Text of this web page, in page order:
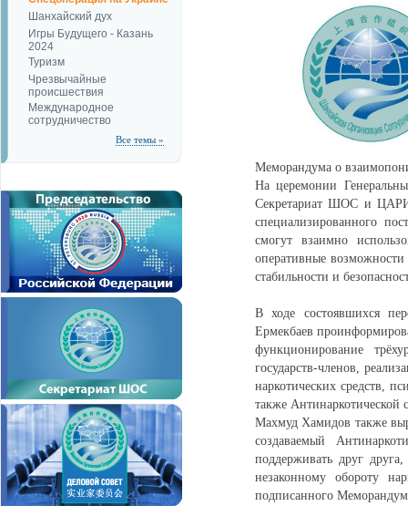
Шанхайский дух
Игры Будущего - Казань
2024
Туризм
Чрезвычайные
происшествия
Международное
сотрудничество
Все темы »
Меморандума о
На церемонии
Секретариат ШОС и
специализированного
смогут взаимно
оперативные
стабильности и
В ходе состоявшихся
Ермекбаев
функционирование
государств-членов,
наркотических средств,
также
Махмуд Хамидов также
создаваемый
поддерживать друг
незаконному обороту
подписанного